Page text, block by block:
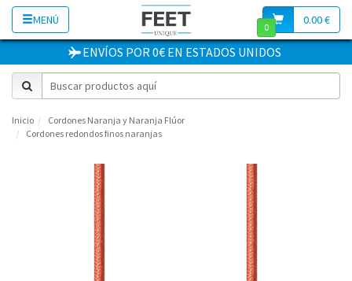
MENÚ 0.00 €
0
ENVÍOS POR 0€ EN ESTADOS UNIDOS
Inicio
Cordones Naranja y Naranja Flúor
Cordones redondos finos naranjas